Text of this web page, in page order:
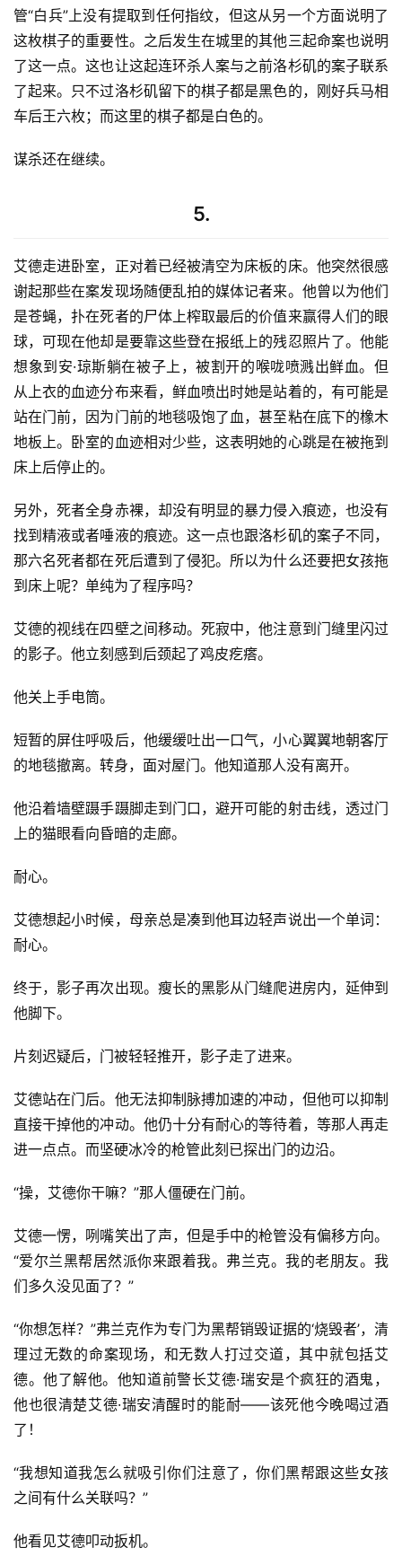
管“白兵”上没有提取到任何指纹，但这从另一个方面说明了
这枚棋子的重要性。之后发生在城里的其他三起命案也说明
了这一点。这也让这起连环杀人案与之前洛杉矶的案子联系
了起来。只不过洛杉矶留下的棋子都是黑色的，刚好兵马相
车后王六枚；而这里的棋子都是白色的。
谋杀还在继续。
5.
艾德走进卧室，正对着已经被清空为床板的床。他突然很感
谢起那些在案发现场随便乱拍的媒体记者来。他曾以为他们
是苍蝇，扑在死者的尸体上榨取最后的价值来赢得人们的眼
球，可现在他却是要靠这些登在报纸上的残忍照片了。他能
想象到安·琼斯躺在被子上，被割开的喉咙喷溅出鲜血。但
从上衣的血迹分布来看，鲜血喷出时她是站着的，有可能是
站在门前，因为门前的地毯吸饱了血，甚至粘在底下的橡木
地板上。卧室的血迹相对少些，这表明她的心跳是在被拖到
床上后停止的。
另外，死者全身赤裸，却没有明显的暴力侵入痕迹，也没有
找到精液或者唾液的痕迹。这一点也跟洛杉矶的案子不同，
那六名死者都在死后遭到了侵犯。所以为什么还要把女孩拖
到床上呢？单纯为了程序吗？
艾德的视线在四壁之间移动。死寂中，他注意到门缝里闪过
的影子。他立刻感到后颈起了鸡皮疙瘩。
他关上手电筒。
短暂的屏住呼吸后，他缓缓吐出一口气，小心翼翼地朝客厅
的地毯撤离。转身，面对屋门。他知道那人没有离开。
他沿着墙壁蹑手蹑脚走到门口，避开可能的射击线，透过门
上的猫眼看向昏暗的走廊。
耐心。
艾德想起小时候，母亲总是凑到他耳边轻声说出一个单词：
耐心。
终于，影子再次出现。瘦长的黑影从门缝爬进房内，延伸到
他脚下。
片刻迟疑后，门被轻轻推开，影子走了进来。
艾德站在门后。他无法抑制脉搏加速的冲动，但他可以抑制
直接干掉他的冲动。他仍十分有耐心的等待着，等那人再走
进一点点。而坚硬冰冷的枪管此刻已探出门的边沿。
“操，艾德你干嘛？”那人僵硬在门前。
艾德一愣，咧嘴笑出了声，但是手中的枪管没有偏移方向。
“爱尔兰黑帮居然派你来跟着我。弗兰克。我的老朋友。我
们多久没见面了？”
“你想怎样？”弗兰克作为专门为黑帮销毁证据的‘烧毁者’，清
理过无数的命案现场，和无数人打过交道，其中就包括艾
德。他了解他。他知道前警长艾德·瑞安是个疯狂的酒鬼，
他也很清楚艾德·瑞安清醒时的能耐——该死他今晚喝过酒
了！
“我想知道我怎么就吸引你们注意了，你们黑帮跟这些女孩
之间有什么关联吗？”
他看见艾德叩动扳机。